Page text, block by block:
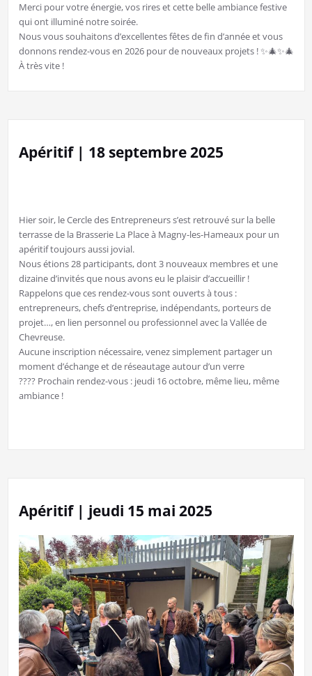
Merci pour votre énergie, vos rires et cette belle ambiance festive
qui ont illuminé notre soirée.
Nous vous souhaitons d’excellentes fêtes de fin d’année et vous
donnons rendez-vous en 2026 pour de nouveaux projets ! ✨🎄✨🎄
À très vite !
Apéritif | 18 septembre 2025
Hier soir, le Cercle des Entrepreneurs s’est retrouvé sur la belle
terrasse de la Brasserie La Place à Magny-les-Hameaux pour un
apéritif toujours aussi jovial.
Nous étions 28 participants, dont 3 nouveaux membres et une
dizaine d’invités que nous avons eu le plaisir d’accueillir !
Rappelons que ces rendez-vous sont ouverts à tous :
entrepreneurs, chefs d’entreprise, indépendants, porteurs de
projet…, en lien personnel ou professionnel avec la Vallée de
Chevreuse.
Aucune inscription nécessaire, venez simplement partager un
moment d’échange et de réseautage autour d’un verre
???? Prochain rendez-vous : jeudi 16 octobre, même lieu, même
ambiance !
Apéritif | jeudi 15 mai 2025